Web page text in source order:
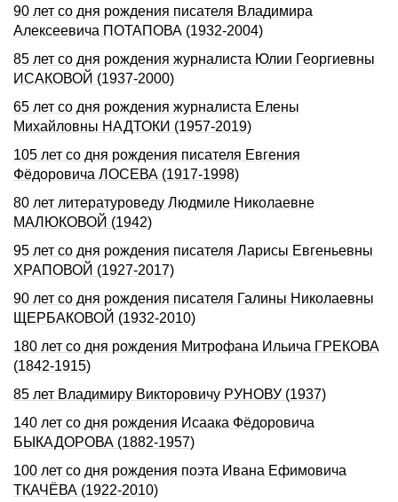
90 лет со дня рождения писателя Владимира
Алексеевича ПОТАПОВА (1932-2004)
85 лет со дня рождения журналиста Юлии Георгиевны
ИСАКОВОЙ (1937-2000)
65 лет со дня рождения журналиста Елены
Михайловны НАДТОКИ (1957-2019)
105 лет со дня рождения писателя Евгения
Фёдоровича ЛОСЕВА (1917-1998)
80 лет литературоведу Людмиле Николаевне
МАЛЮКОВОЙ (1942)
95 лет со дня рождения писателя Ларисы Евгеньевны
ХРАПОВОЙ (1927-2017)
90 лет со дня рождения писателя Галины Николаевны
ЩЕРБАКОВОЙ (1932-2010)
180 лет со дня рождения Митрофана Ильича ГРЕКОВА
(1842-1915)
85 лет Владимиру Викторовичу РУНОВУ (1937)
140 лет со дня pождения Исаака Фёдоpовича
БЫКАДОРОВА (1882-1957)
100 лет со дня рождения поэта Ивана Ефимовича
ТКАЧЁВА (1922-2010)